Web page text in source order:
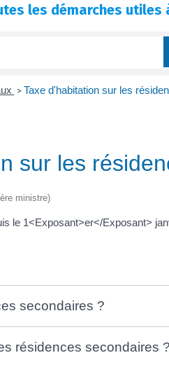
les démarches utiles
> Taxe d'habitation sur les
sur les
ministre)
le 1<Exposant>er</Exposant>
secondaires ?
résidences secondaires ?